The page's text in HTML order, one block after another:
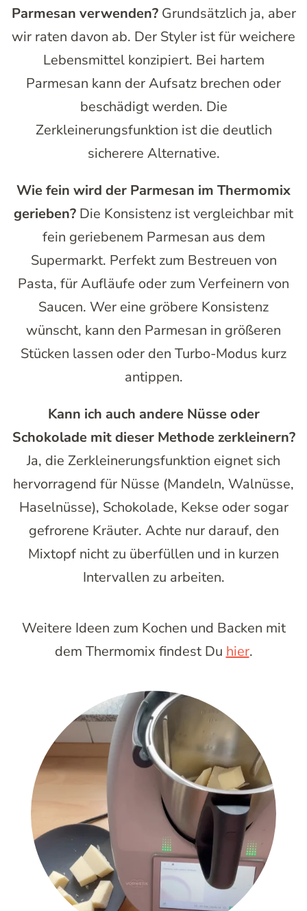
Parmesan verwenden?Grundsätzlich ja, aber
wir raten davon ab. Der Styler ist für weichere
Lebensmittel konzipiert. Bei hartem
Parmesan kann der Aufsatz brechen oder
beschädigt werden. Die
Zerkleinerungsfunktion ist die deutlich
sicherere Alternative.
Wie fein wird der Parmesan im Thermomix
gerieben? Die Konsistenz ist vergleichbar mit
fein geriebenem Parmesan aus dem
Supermarkt. Perfekt zum Bestreuen von
Pasta, für Aufläufe oder zum Verfeinern von
Saucen. Wer eine gröbere Konsistenz
wünscht, kann den Parmesan in größeren
Stücken lassen oder den Turbo-Modus kurz
antippen.
Kann ich auch andere Nüsse oder
Schokolade mit dieser Methode zerkleinern?
Ja, die Zerkleinerungsfunktion eignet sich
hervorragend für Nüsse (Mandeln, Walnüsse,
Haselnüsse), Schokolade, Kekse oder sogar
gefrorene Kräuter. Achte nur darauf, den
Mixtopf nicht zu überfüllen und in kurzen
Intervallen zu arbeiten.
Weitere Ideen zum Kochen und Backen mit
dem Thermomix findest Du hier.